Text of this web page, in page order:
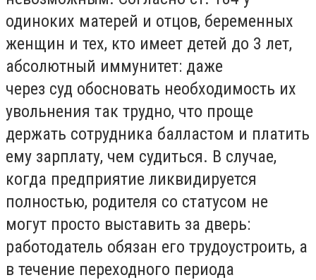
одиноких матерей и отцов, беременных
женщин и тех, кто имеет детей до 3 лет,
абсолютный иммунитет: даже
через суд обосновать необходимость их
увольнения так трудно, что проще
держать сотрудника балластом и платить
ему зарплату, чем судиться. В случае,
когда предприятие ликвидируется
полностью, родителя со статусом не
могут просто выставить за дверь:
работодатель обязан его трудоустроить, а
в течение переходного периода